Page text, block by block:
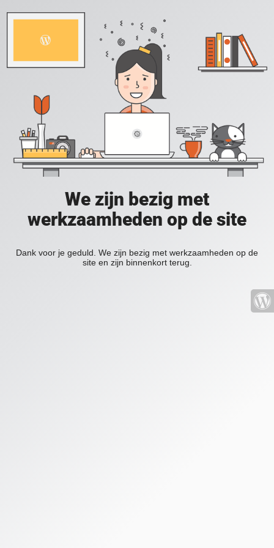
We zijn bezig met
werkzaamheden op de site
Dank voor je geduld. We zijn bezig met werkzaamheden op de
site en zijn binnenkort terug.